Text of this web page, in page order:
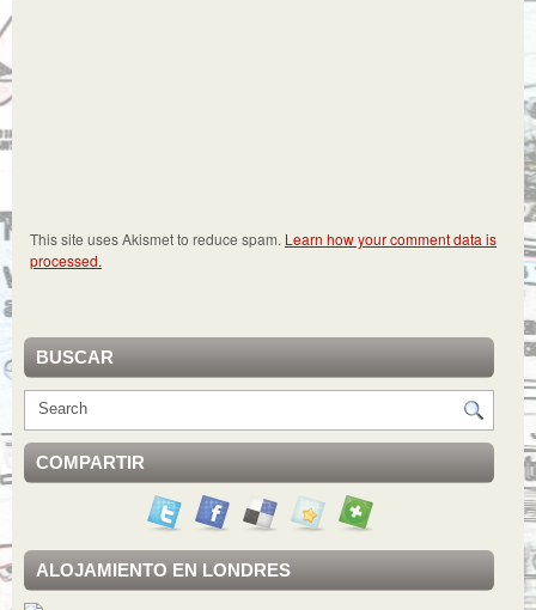
This site uses Akismet to reduce spam. Learn how your comment data is
processed.
BUSCAR
COMPARTIR
ALOJAMIENTO EN LONDRES